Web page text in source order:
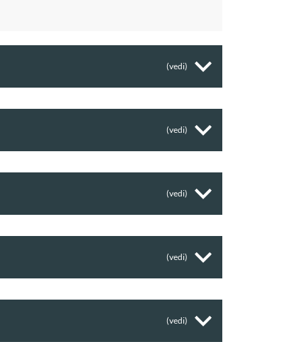
(vedi)
(vedi)
(vedi)
(vedi)
(vedi)